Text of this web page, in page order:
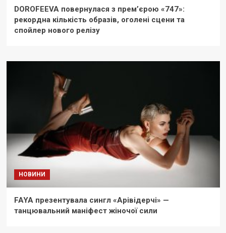
DOROFEEVA повернулася з прем’єрою «747»:
рекордна кількість образів, оголені сцени та
спойлер нового релізу
НОВИНИ
FAYA презентувала сингл «Арівідерчі» —
танцювальний маніфест жіночої сили